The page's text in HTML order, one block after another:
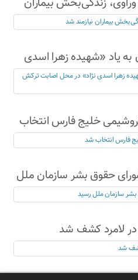
به یاد «شهیده زهرا اسدی
موشک‌های آمریکای
خلیج فارس انتخاب
حقوق بشر سازمان ملل